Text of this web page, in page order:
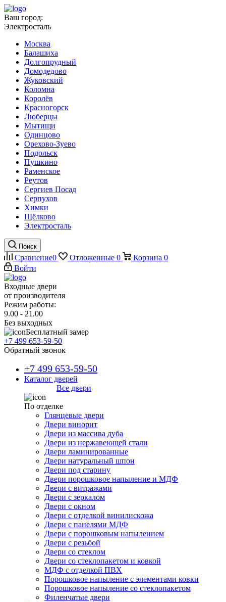
Ваш город:
Электросталь
Москва
Балашиха
Долгопрудный
Домодедово
Жуковский
Коломна
Королёв
Красногорск
Люберцы
Мытищи
Одинцово
Орехово-Зуево
Подольск
Пушкино
Раменское
Реутов
Сергиев Посад
Серпухов
Химки
Щёлково
Электросталь
Поиск
Сравнение0 Отложенные 0 Корзина 0
Войти
Входные двери
от производителя
Режим работы:
9.00 - 21.00
Без выходных
Бесплатный замер
+7 499 653-59-50
Обратный звонок
+7 499 653-59-50
Каталог дверей
Все двери
По отделке
Глянцевые двери
Двери винорит
Двери из массива дуба
Двери из нержавеющей стали
Двери ламинированные
Двери натуральный шпон
Двери под старину
Двери порошковое напыление и МДФ
Двери с витражами
Двери с зеркалом
Двери с окном
Двери с отделкой винилискожа
Двери с панелями МДФ
Двери с порошковым напылением
Двери с резьбой
Двери со стеклом
Двери со стеклопакетом и ковкой
МДФ с отделкой ПВХ
Порошковое напыление с элементами ковки
Порошковое напыление со стеклопакетом
Филенчатые двери